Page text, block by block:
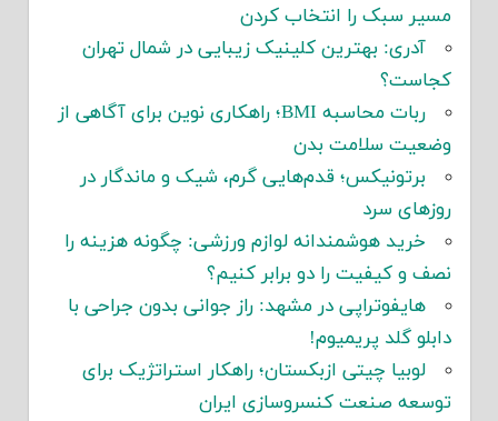
مسیر سبک را انتخاب کردن
آدری: بهترین کلینیک زیبایی در شمال تهران
کجاست؟
ربات محاسبه BMI؛ راهکاری نوین برای آگاهی از
وضعیت سلامت بدن
برتونیکس؛ قدم‌هایی گرم، شیک و ماندگار در
روزهای سرد
خرید هوشمندانه لوازم ورزشی: چگونه هزینه را
نصف و کیفیت را دو برابر کنیم؟
هایفوتراپی در مشهد: راز جوانی بدون جراحی با
دابلو گلد پریمیوم!
لوبیا چیتی ازبکستان؛ راهکار استراتژیک برای
توسعه صنعت کنسروسازی ایران